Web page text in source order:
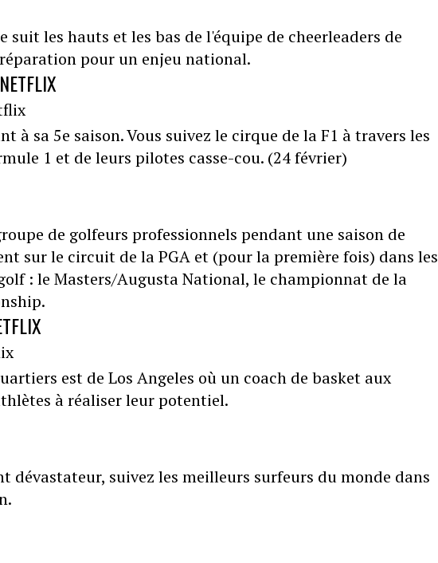
les hauts et les bas de l'équipe de cheerleaders de
pour un enjeu national.
à sa 5e saison. Vous suivez le cirque de la F1 à travers les
1 et de leurs pilotes casse-cou. (24 février)
de golfeurs professionnels pendant une saison de
sur le circuit de la PGA et (pour la première fois) dans les
: le Masters/Augusta National, le championnat de la
est de Los Angeles où un coach de basket aux
à réaliser leur potentiel.
dévastateur, suivez les meilleurs surfeurs du monde dans